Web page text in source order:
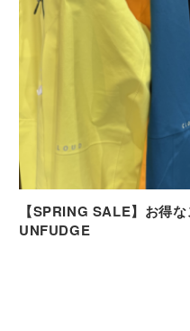
【SPRING SALE】お得
UNFUDGE